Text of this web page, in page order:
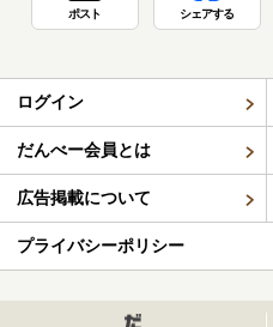
ポスト シェアする
ログイン
だんべー会員とは
広告掲載について
プライバシーポリシー